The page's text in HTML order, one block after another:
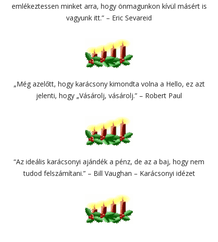
emlékeztessen minket arra, hogy önmagunkon kívül másért is
vagyunk itt.” – Eric Sevareid
„Még azelőtt, hogy karácsony kimondta volna a Hello, ez azt
jelenti, hogy „Vásárolj, vásárolj.” – Robert Paul
“Az ideális karácsonyi ajándék a pénz, de az a baj, hogy nem
tudod felszámítani.” – Bill Vaughan – Karácsonyi idézet